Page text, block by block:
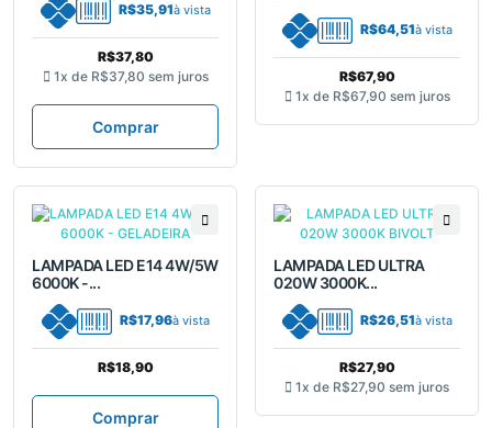
R$35,91à vista
R$37,80
1x de R$37,80 sem juros
Comprar
R$64,51à vista
R$67,90
1x de R$67,90 sem juros
LAMPADA LED E14 4W/5W
6000K -...
R$17,96à vista
R$18,90
Comprar
LAMPADA LED ULTRA
020W 3000K...
R$26,51à vista
R$27,90
1x de R$27,90 sem juros